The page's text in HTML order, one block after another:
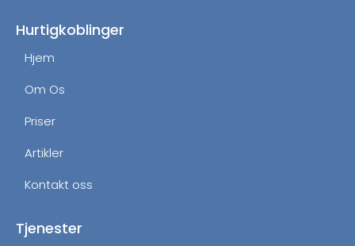
o
k
g
Hurtigkoblinger
Hjem
Om Os
Priser
Artikler
Kontakt oss
Tjenester